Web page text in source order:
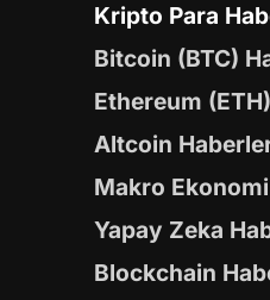
Kripto Para
Bitcoin (BTC)
Ethereum
Altcoin
Makro
Yapay Zeka
Blockchain